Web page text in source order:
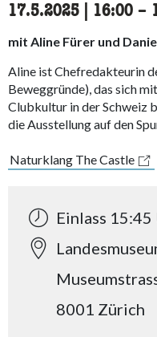
17.5.2025 16:00 –
mit Aline Fürer und
Aline ist Chefredakteurin
Beweggründe), das sich
Clubkultur in der Schweiz
die Ausstellung auf den
Naturklang The Castle
Einlass 15:45
8001 Zürich